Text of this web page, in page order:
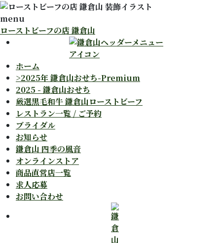
menu
ローストビーフの店 鎌倉山
ホーム
>2025年 鎌倉山おせち-Premium
2025 - 鎌倉山おせち
厳選黒毛和牛 鎌倉山ローストビーフ
レストラン一覧 / ご予約
ブライダル
お知らせ
鎌倉山 四季の風音
オンラインストア
商品直営店一覧
求人応募
お問い合わせ